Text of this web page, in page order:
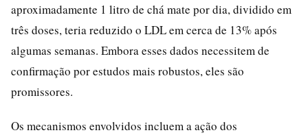
aproximadamente 1 litro de chá mate por dia, dividido em
três doses, teria reduzido o LDL em cerca de 13% após
algumas semanas. Embora esses dados necessitem de
confirmação por estudos mais robustos, eles são
promissores.
Os mecanismos envolvidos incluem a ação dos